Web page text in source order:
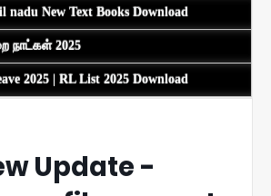
nadu New Text Books Download
நாட்கள் 2025
2025 | RL List 2025 Download
Update -